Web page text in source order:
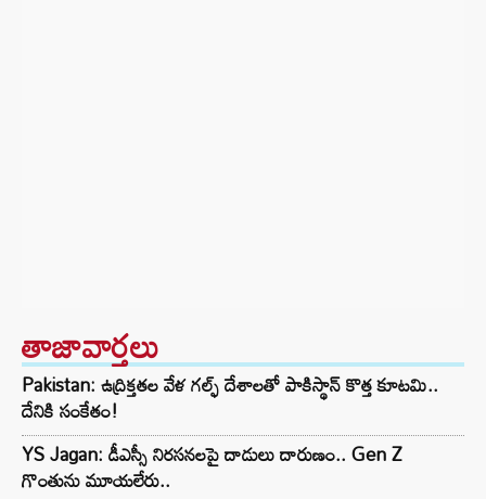
తాజావార్తలు
Pakistan: ఉద్రిక్తతల వేళ గల్ఫ్ దేశాలతో పాకిస్థాన్ కొత్త కూటమి..
దేనికి సంకేతం!
YS Jagan: డీఎస్సీ నిరసనలపై దాడులు దారుణం.. Gen Z
గొంతును మూయలేరు..